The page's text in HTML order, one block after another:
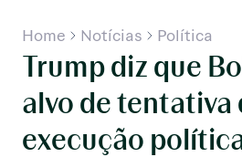
Home Notícias Política
Trump diz que
alvo de tentativa
execução